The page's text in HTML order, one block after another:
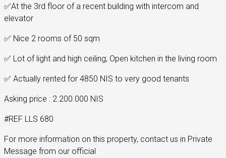
✅At the 3rd floor of a recent building with intercom and
elevator
✅ Nice 2 rooms of 50 sqm
✅ Lot of light and high ceiling; Open kitchen in the living room
✅ Actually rented for 4850 NIS to very good tenants
Asking price : 2.200.000 NIS
#REF LLS 680
For more information on this property, contact us in Private
Message from our official